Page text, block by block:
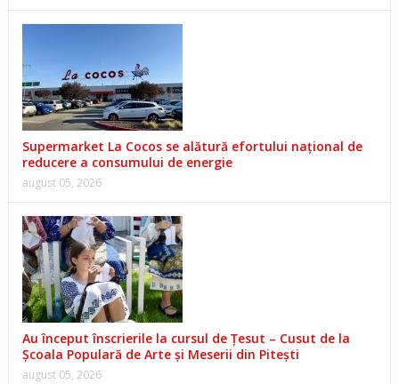
Supermarket La Cocos se alătură efortului național de
reducere a consumului de energie
august 05, 2026
Au început înscrierile la cursul de Țesut – Cusut de la
Școala Populară de Arte și Meserii din Pitești
august 05, 2026